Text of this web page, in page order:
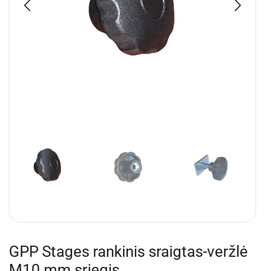
GPP Stages rankinis sraigtas-veržlė